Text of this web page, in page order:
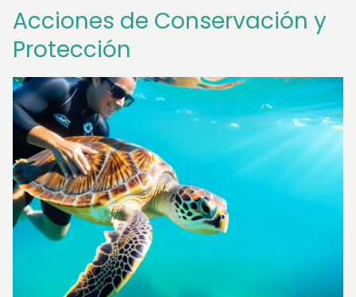
Acciones de Conservación y
Protección